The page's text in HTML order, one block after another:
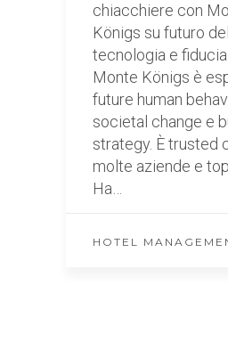
chiacchiere con
Königs su futuro
tecnologia e fiducia
Monte Königs è
future human
societal change e
strategy. È trusted
molte aziende e
Ha…
HOTEL